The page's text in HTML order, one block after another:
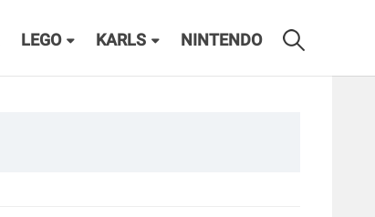
LEGO KARLS NINTENDO